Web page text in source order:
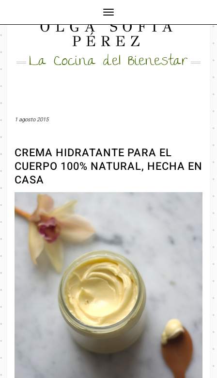
FACEBOOK
INSTAGRAM
MAIL
OLGA SOFÍA
PÉREZ
La Cocina del Bienestar
Cambiar
modo
de
navegación
1 agosto 2015
CREMA HIDRATANTE PARA EL
CUERPO 100% NATURAL, HECHA EN
CASA